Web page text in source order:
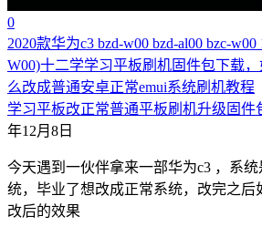
0
2020款华为c3 bzd-w00 bzd-al00 bzc-
W00)十二学学习平板刷机固件包下载
么改成普通安卓正常emui系统刷机教程
学习平板改正常普通平板刷机升级固件
年12月8日
今天遇到一伙伴拿来一部华为c3 ，系统
统，毕业了想改成正常系统，改完之后
改后的效果